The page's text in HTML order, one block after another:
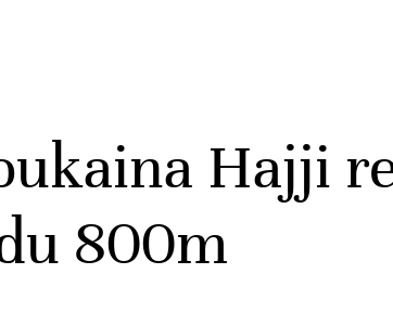
Hajji
800m